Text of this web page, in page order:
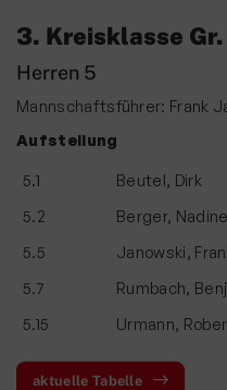
3. Kreisklasse
Herren 5
Mannschaftsführer: Frank
Aufstellung
5.1
Beutel, Dirk
5.2
Berger, Nadine
5.5
Janowski,
5.7
Rumbach,
5.15
Urmann,
aktuelle Tabelle